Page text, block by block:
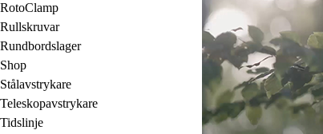
RotoClamp
Rullskruvar
Rundbordslager
Shop
Stålavstrykare
Teleskopavstrykare
Tidslinje